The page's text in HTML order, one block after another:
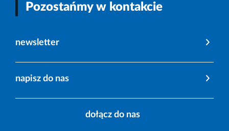
Pozostańmy w kontakcie
newsletter
napisz do nas
dołącz do nas